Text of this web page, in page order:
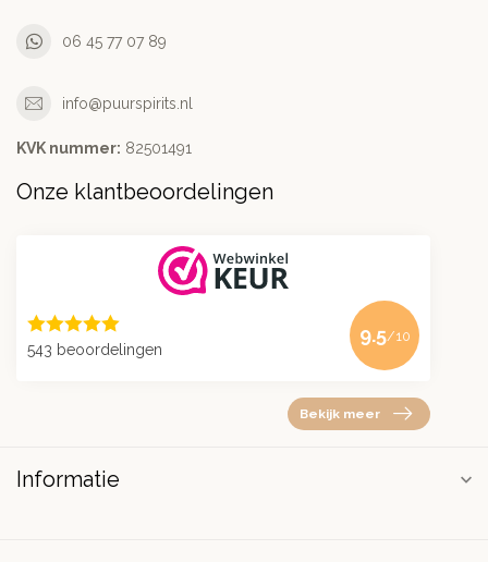
06 45 77 07 89
info@puurspirits.nl
KVK nummer: 82501491
Onze klantbeoordelingen
543 beoordelingen
9.5/10
Bekijk meer
Informatie